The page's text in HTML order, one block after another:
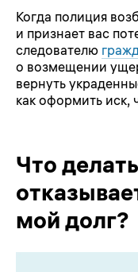
Когда полиция
и признает вас
следователю
о возмещении
вернуть
как оформить иск,
Что
мой долг?